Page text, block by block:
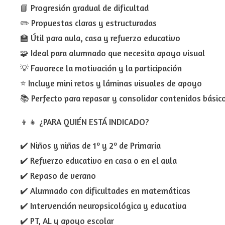
📘 Progresión gradual de dificultad
✏️ Propuestas claras y estructuradas
🏫 Útil para aula, casa y refuerzo educativo
🧩 Ideal para alumnado que necesita apoyo visual
💡 Favorece la motivación y la participación
⭐ Incluye mini retos y láminas visuales de apoyo
📚 Perfecto para repasar y consolidar contenidos
👦👧 ¿PARA QUIÉN ESTÁ INDICADO?
✔️ Niños y niñas de 1º y 2º de Primaria
✔️ Refuerzo educativo en casa o en el aula
✔️ Repaso de verano
✔️ Alumnado con dificultades en matemáticas
✔️ Intervención neuropsicológica y educativa
✔️ PT, AL y apoyo escolar